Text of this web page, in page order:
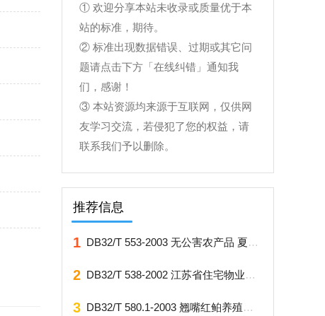
① 欢迎分享本站未收录或质量优于本
站的标准，期待。
② 标准出现数据错误、过期或其它问
题请点击下方「在线纠错」通知我
们，感谢！
③ 本站资源均来源于互联网，仅供网
友学习交流，若侵犯了您的权益，请
联系我们予以删除。
推荐信息
1 DB32/T 553-2003 无公害农产品 夏季小白菜生产技术规程
2 DB32/T 538-2002 江苏省住宅物业管理服务标准
3 DB32/T 580.1-2003 翘嘴红鲌养殖技术规范 第1部分：亲鱼